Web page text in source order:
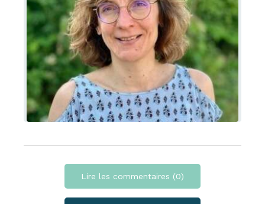
Lire les commentaires (0)